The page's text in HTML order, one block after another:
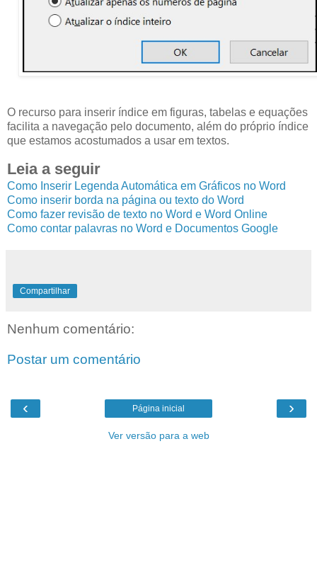
O recurso para inserir índice em figuras, tabelas e equações
facilita a navegação pelo documento, além do próprio índice
que estamos acostumados a usar em textos.
Leia a seguir
Como Inserir Legenda Automática em Gráficos no Word
Como inserir borda na página ou texto do Word
Como fazer revisão de texto no Word e Word Online
Como contar palavras no Word e Documentos Google
Compartilhar
Nenhum comentário:
Postar um comentário
‹ ›
Página inicial
Ver versão para a web